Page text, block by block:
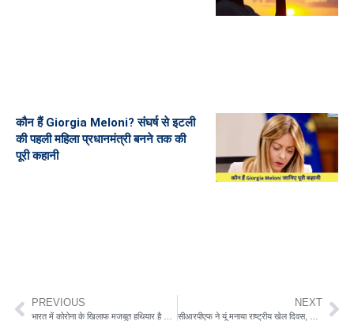
कौन हैं Giorgia Meloni? संघर्ष से इटली
की पहली महिला प्रधानमंत्री बनने तक की
पूरी कहानी
PREVIOUS NEXT